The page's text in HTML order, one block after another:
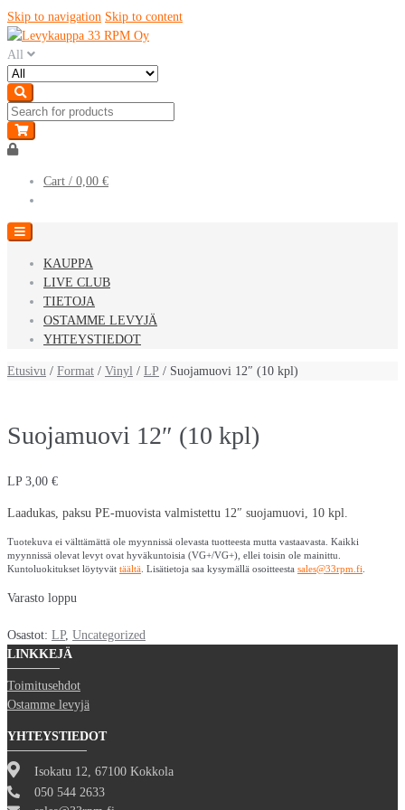
Skip to navigation Skip to content
All
Cart / 0,00 €
KAUPPA
LIVE CLUB
TIETOJA
OSTAMME LEVYJÄ
YHTEYSTIEDOT
Etusivu / Format / Vinyl / LP / Suojamuovi 12″ (10 kpl)
Suojamuovi 12″ (10 kpl)
LP 3,00 €
Laadukas, paksu PE-muovista valmistettu 12″ suojamuovi, 10 kpl.
Tuotekuva ei välttämättä ole myynnissä olevasta tuotteesta mutta vastaavasta. Kaikki
myynnissä olevat levyt ovat hyväkuntoisia (VG+/VG+), ellei toisin ole mainittu.
Kuntoluokitukset löytyvät täältä . Lisätietoja saa kysymällä osoitteesta sales@33rpm.fi
Varasto loppu
Osastot: LP, Uncategorized
LINKKEJÄ
Toimitusehdot
Ostamme levyjä
YHTEYSTIEDOT
Isokatu 12, 67100 Kokkola
050 544 2633